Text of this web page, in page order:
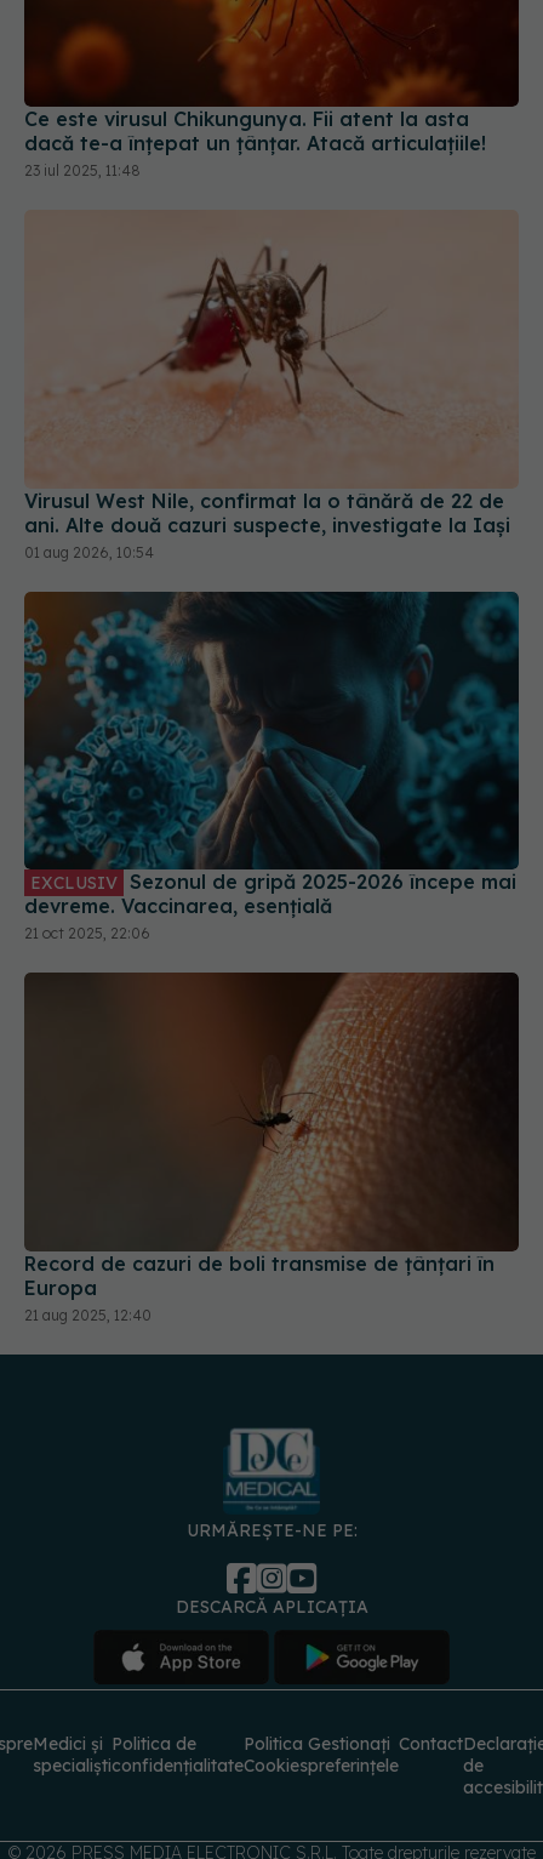
Ce este virusul Chikungunya. Fii atent la asta
dacă te-a înțepat un țânțar. Atacă articulațiile!
23 iul 2025, 11:48
Virusul West Nile, confirmat la o tânără de 22 de
ani. Alte două cazuri suspecte, investigate la Iași
01 aug 2026, 10:54
EXCLUSIV
devreme. Vaccinarea, esențială
21 oct 2025, 22:06
Record de cazuri de boli transmise de ţânţari în
Europa
21 aug 2025, 12:40
URMĂREȘTE-NE PE:
DESCARCĂ APLICAȚIA
Medici și
specialiști
Politica de
confidențialitate
Politica
Cookies
Gestionați
preferințele
Contact
de
© 2026 PRESS MEDIA ELECTRONIC S.R.L. Toate drepturile rezervate